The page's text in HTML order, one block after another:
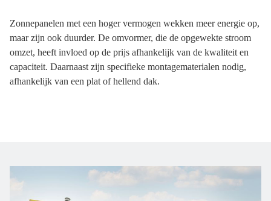
Zonnepanelen met een hoger vermogen wekken meer energie op,
maar zijn ook duurder. De omvormer, die de opgewekte stroom
omzet, heeft invloed op de prijs afhankelijk van de kwaliteit en
capaciteit. Daarnaast zijn specifieke montagematerialen nodig,
afhankelijk van een plat of hellend dak.